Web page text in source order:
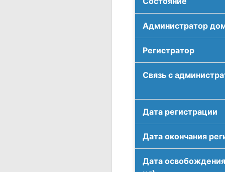
Администратор
Регистратор
Связь с
Дата регистрации
Дата окончания
Дата